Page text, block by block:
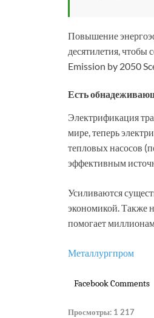
Повышение
десятилетия,
Emission by 2050
Есть
Электрификация
мире, теперь
тепловых насосов
эффективным
Усиливаются
экономикой. Также
помогает
Металлургпром
Facebook Comments
Просмотры: 1 217